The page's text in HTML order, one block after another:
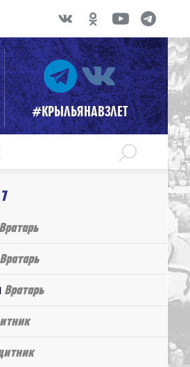
#КРЫЛЬЯНАВЗЛЕТ
Вратарь
Вратарь
Вратарь